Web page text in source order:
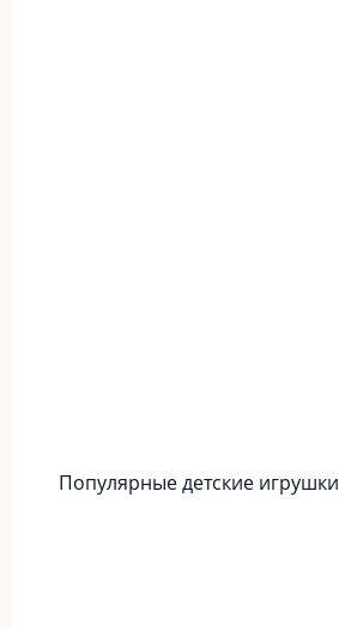
Популярные детские игрушки